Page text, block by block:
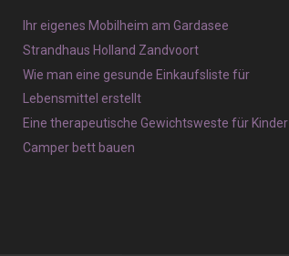
Ihr eigenes Mobilheim am Gardasee
Strandhaus Holland Zandvoort
Wie man eine gesunde Einkaufsliste für
Lebensmittel erstellt
Eine therapeutische Gewichtsweste für Kinder
Camper bett bauen